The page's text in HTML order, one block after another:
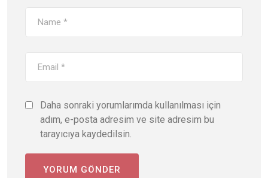
Daha sonraki yorumlarımda kullanılması için
adım, e-posta adresim ve site adresim bu
tarayıcıya kaydedilsin.